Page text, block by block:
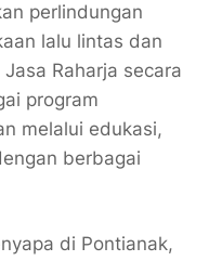
perlindungan
lalu lintas dan
Raharja secara
program
melalui edukasi,
berbagai
di Pontianak,